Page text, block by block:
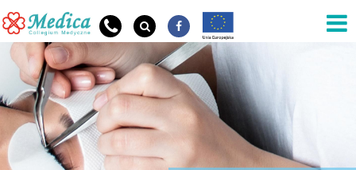
Przejdź do treści